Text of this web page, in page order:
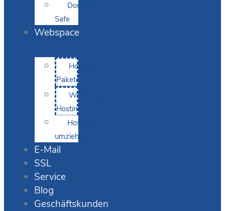
Domain-
Safe
Webspace
Hosting-
Pakete
WordPress
Hosting
Hosting
umziehen
E-Mail
SSL
Service
Blog
Geschäftskunden